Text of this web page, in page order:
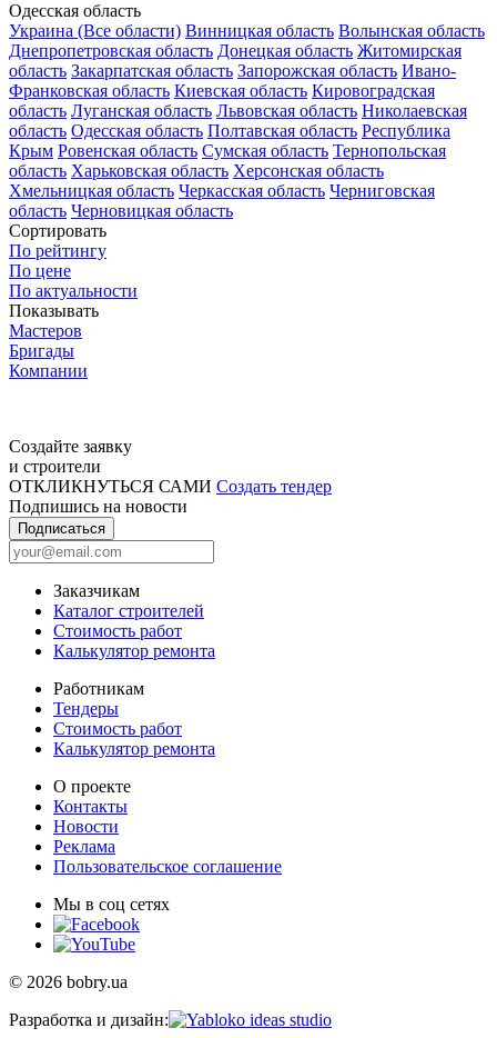
Одесская область
Украина (Все области) Винницкая область Волынская область
Днепропетровская область Донецкая область Житомирская
область Закарпатская область Запорожская область Ивано-
Франковская область Киевская область Кировоградская
область Луганская область Львовская область Николаевская
область Одесская область Полтавская область Республика
Крым Ровенская область Сумская область Тернопольская
область Харьковская область Херсонская область
Хмельницкая область Черкасская область Черниговская
область Черновицкая область
Сортировать
По рейтингу
По цене
По актуальности
Показывать
Мастеров
Бригады
Компании
Создайте заявку
и строители
ОТКЛИКНУТЬСЯ САМИ Создать тендер
Подпишись на новости
Подписаться
Заказчикам
Каталог строителей
Стоимость работ
Калькулятор ремонта
Работникам
Тендеры
Стоимость работ
Калькулятор ремонта
О проекте
Контакты
Новости
Реклама
Пользовательское соглашение
Мы в соц сетях
© 2026 bobry.ua
Разработка и дизайн: